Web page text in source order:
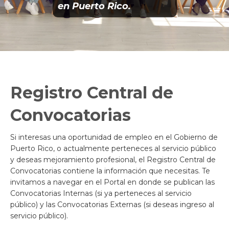
en Puerto Rico.
Si interesas una oportunidad de empleo en el Gobierno de
Puerto Rico, o actualmente perteneces al servicio público
y deseas mejoramiento profesional, el Registro Central de
Convocatorias contiene la información que necesitas. Te
invitamos a navegar en el Portal en donde se publican las
Convocatorias Internas (si ya perteneces al servicio
público) y las Convocatorias Externas (si deseas ingreso al
servicio público).
Registro Central de
Convocatorias